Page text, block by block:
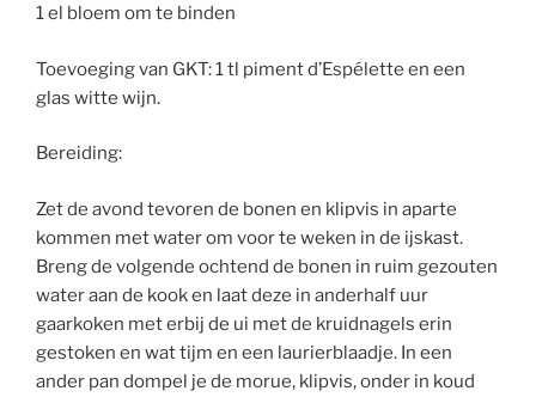
1 el bloem om te binden
Toevoeging van GKT: 1 tl piment d’Espélette en een
glas witte wijn.
Bereiding:
Zet de avond tevoren de bonen en klipvis in aparte
kommen met water om voor te weken in de ijskast.
Breng de volgende ochtend de bonen in ruim gezouten
water aan de kook en laat deze in anderhalf uur
gaarkoken met erbij de ui met de kruidnagels erin
gestoken en wat tijm en een laurierblaadje. In een
ander pan dompel je de morue, klipvis, onder in koud